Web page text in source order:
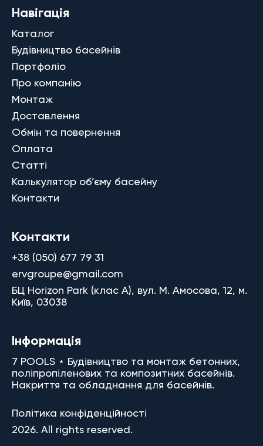
Навігація
Каталог
Будівництво басейнів
Портфоліо
Про компанію
Монтаж
Доставлення
Обмін та повернення
Оплата
Статті
Калькулятор об’єму басейну
Контакти
Контакти
+38 (050) 677 79 31
ervgroupe@gmail.com
БЦ Horizon Park (клас A), вул. М. Амосова, 12, м.
Київ, 03038
Інформація
7 POOLS ⋆ Будівництво та монтаж бетонних,
поліпропіленових та композитних басейнів.
Накриття та обладнання для басейнів.
Політика конфіденційності
2026. All rights reserved.